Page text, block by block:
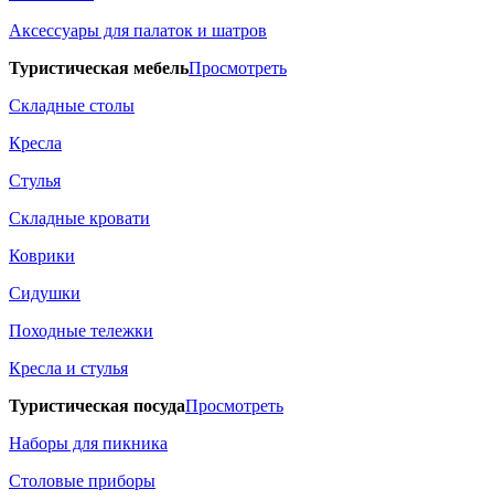
Аксессуары для палаток и шатров
Туристическая мебельПросмотреть
Складные столы
Кресла
Стулья
Складные кровати
Коврики
Сидушки
Походные тележки
Кресла и стулья
Туристическая посудаПросмотреть
Наборы для пикника
Столовые приборы